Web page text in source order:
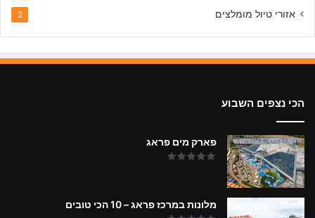
אזורי טיול מומלצים 2
הכי נצפים השבוע
פארק מים פראג
מלונות במרכז פראג – 10 הכי טובים